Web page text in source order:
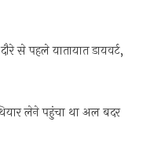
से पहले यातायात डायवर्ट,
लेने पहुंचा था अल बदर